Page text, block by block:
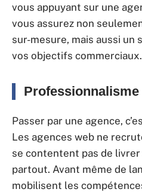
vous appuyant sur une
vous assurez non
sur-mesure, mais aussi
vos objectifs commerciaux.
Professionnalisme
Passer par une agence,
Les agences web ne
se contentent pas de
partout. Avant même de
mobilisent les